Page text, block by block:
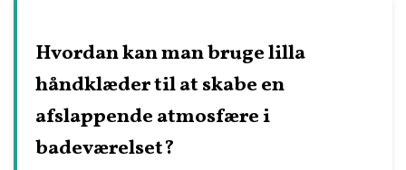
Hvordan kan man bruge lilla
håndklæder til at skabe en
afslappende atmosfære i
badeværelset?